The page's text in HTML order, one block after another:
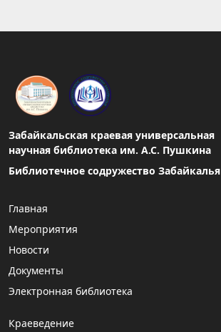
Забайкальская краевая универсальная
научная библиотека им. А.С. Пушкина
Библиотечное содружество Забайкалья
Главная
Мероприятия
Новости
Документы
Электронная библиотека
Краеведение